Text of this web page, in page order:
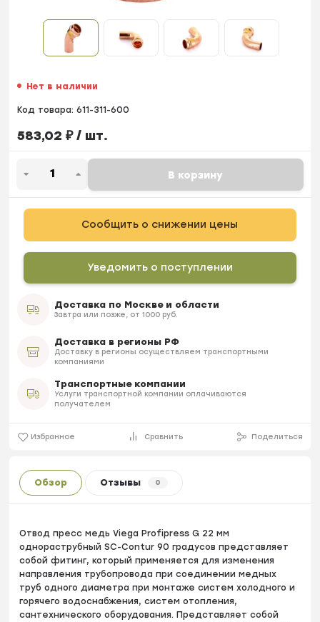
Нет в наличии
Код товара: 611-311-600
583,02 ₽/ шт.
В корзину
Сообщить о снижении цены
Уведомить о поступлении
Доставка по Москве и области
Завтра или позже, от 1000 руб.
Доставка в регионы РФ
Доставку в регионы осуществляем транспортными
компаниями
Транспортные компании
Услуги транспортной компании оплачиваются
получателем
Избранное Сравнить Поделиться
Обзор Отзывы 0
Отвод пресс медь Viega Profipress G 22 мм
однораструбный SC-Contur 90 градусов представляет
собой фитинг, который применяется для изменения
направления трубопровода при соединении медных
труб одного диаметра при монтаже систем холодного и
горячего водоснабжения, систем отопления,
сантехнического оборудования. Представляет собой